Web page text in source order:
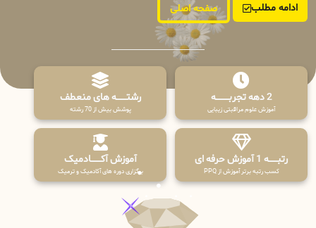
ادامه مطلب صفحه اصلی
2 دهه تجربـــــــــه
آموزش علوم مراقبتی زیبایی
رشتـــــــه های منعطف
پوشش بیش از 70 رشته
رتبــــــه 1 آموزش حرفه ای
کسب رتبه برتر آموزش از PPQ
آموزش آکـــــــادمیک
برگزاری دوره های آکادمیک و ترمیک